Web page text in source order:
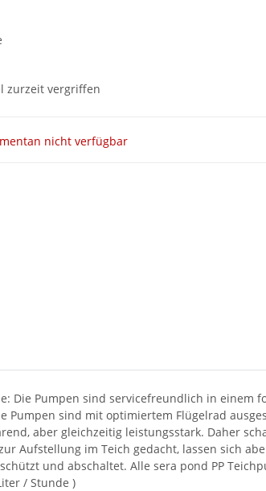
zurzeit vergriffen
nicht verfügbar
Die Pumpen sind servicefreundlich in einem
sind mit optimiertem Flügelrad
aber gleichzeitig leistungsstark. Daher
Aufstellung im Teich gedacht, lassen sich
und abschaltet. Alle sera pond PP
/ Stunde )